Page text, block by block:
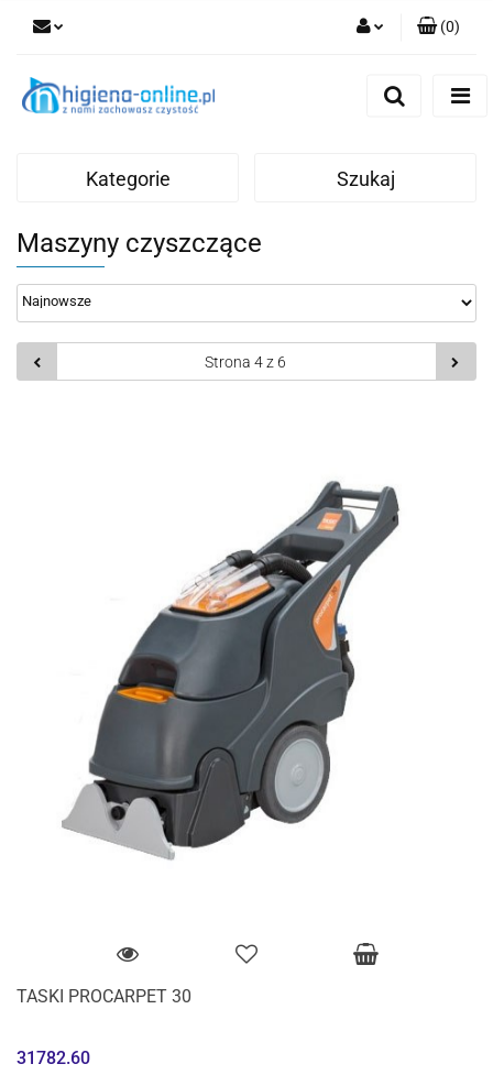
(0)
Kategorie Szukaj
Maszyny czyszczące
TASKI PROCARPET 30
31782.60